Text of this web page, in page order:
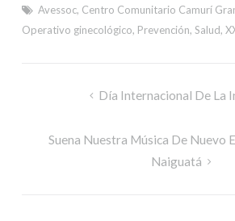
Avessoc, Centro Comunitario Camurí
Operativo ginecológico, Prevención,Salud,
Día Internacional De La
Suena Nuestra Música De Nuevo
Naiguatá